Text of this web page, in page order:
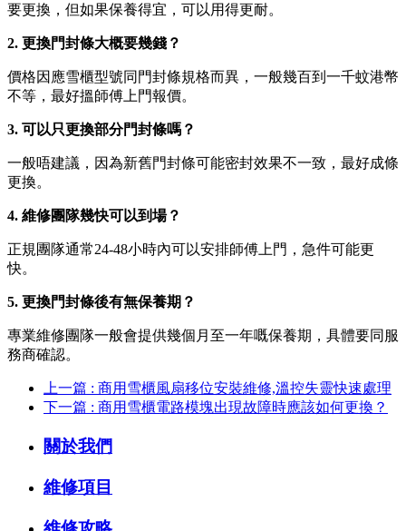
要更換，但如果保養得宜，可以用得更耐。
2. 更換門封條大概要幾錢？
價格因應雪櫃型號同門封條規格而異，一般幾百到一千蚊港幣
不等，最好搵師傅上門報價。
3. 可以只更換部分門封條嗎？
一般唔建議，因為新舊門封條可能密封效果不一致，最好成條
更換。
4. 維修團隊幾快可以到場？
正規團隊通常24-48小時內可以安排師傅上門，急件可能更
快。
5. 更換門封條後有無保養期？
專業維修團隊一般會提供幾個月至一年嘅保養期，具體要同服
務商確認。
上一篇 : 商用雪櫃風扇移位安裝維修,溫控失靈快速處理
下一篇 : 商用雪櫃電路模塊出現故障時應該如何更換？
關於我們
維修項目